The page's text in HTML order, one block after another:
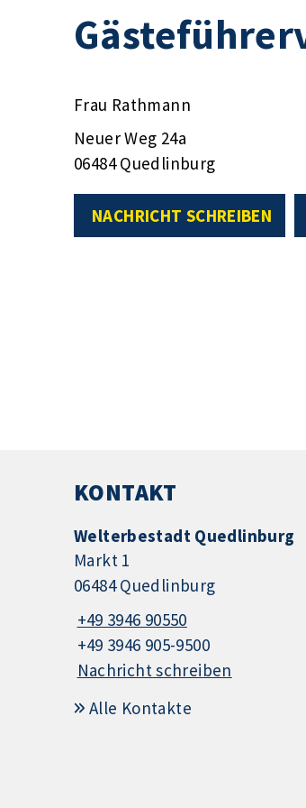
Frau Rathmann
Neuer Weg 24a
06484 Quedlinburg
NACHRICHT SCHREIBEN
KONTAKT
Welterbestadt Quedlinburg
Markt 1
06484 Quedlinburg
+49 3946 90550
+49 3946 905-9500
Nachricht schreiben
Alle Kontakte